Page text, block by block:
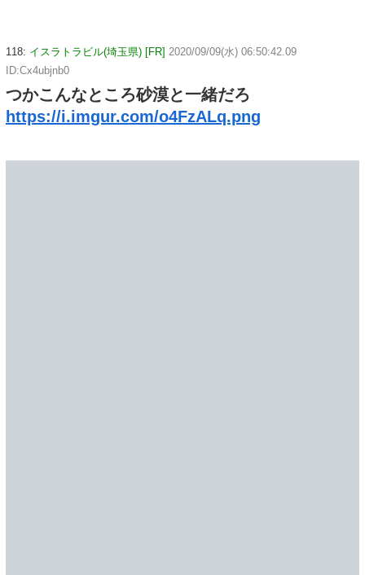
118: イスラトラビル(埼玉県) [FR] 2020/09/09(水) 06:50:42.09
ID:Cx4ubjnb0
つかこんなところ砂漠と一緒だろ
https://i.imgur.com/o4FzALq.png